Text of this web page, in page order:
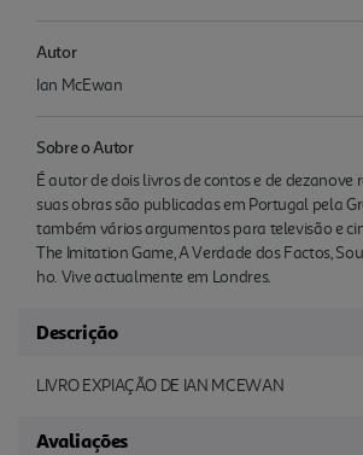
Autor
Ian McEwan
Sobre o Autor
É autor de dois livros de contos e de dezanove
suas obras são publicadas em Portugal pela
também vários argumentos para televisão e
The Imitation Game, A Verdade dos Factos,
ho. Vive actualmente em Londres.
Descrição
LIVRO EXPIAÇÃO DE IAN MCEWAN
Avaliações